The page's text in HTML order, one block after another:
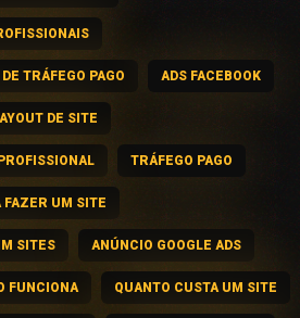
TRÁFEGO PAGO ADS FACEBOOK
DE SITE
TRÁFEGO PAGO
FAZER UM SITE
SITES ANÚNCIO GOOGLE ADS
FUNCIONA QUANTO CUSTA UM SITE